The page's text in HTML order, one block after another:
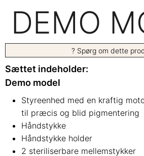
DEMO
? Spørg om dette
Sættet indeholder:
Demo model
Styreenhed med en kraftig
til præcis og blid pigmentering
Håndstykke
Håndstykke holder
2 steriliserbare mellemstykker